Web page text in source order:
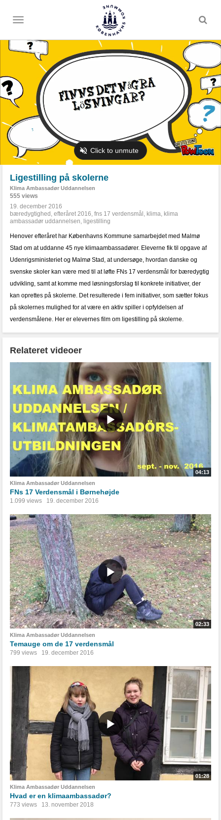
Toggle
Ligestilling på skolerne
Klima Ambassadør Uddannelsen
555 views
19. december 2016
bæredygtighed efteråret 2016 fns 17 verdensmål klima klima
ambassadør uddannelsen ligestilling
Henover efteråret har Københavns Kommune samarbejdet med Malmø
Stad om at uddanne 45 nye klimaambassadører. Eleverne fik til opgave af
Udenrigsministeriet og Malmø Stad, at undersøge, hvordan danske og
svenske skoler kan være med til at løfte FNs 17 verdensmål for bæredygtig
udvikling, samt at komme med løsningsforslag til konkrete initiativer, der
kan oprettes på skolerne. Det resulterede i fem initiativer, som sætter fokus
på skolernes mulighed for at være en aktiv spiller i opfyldelsen af
verdensmålene. Her er elevernes film om ligestilling på skolerne.
Relateret videoer
04:13
Klima Ambassadør Uddannelsen
FNs 17 Verdensmål i Børnehøjde
1.099 views 19. december 2016
02:33
Klima Ambassadør Uddannelsen
Temauge om de 17 verdensmål
799 views 19. december 2016
01:28
Klima Ambassadør Uddannelsen
Hvad er en klimaambassadør?
773 views 13. november 2018